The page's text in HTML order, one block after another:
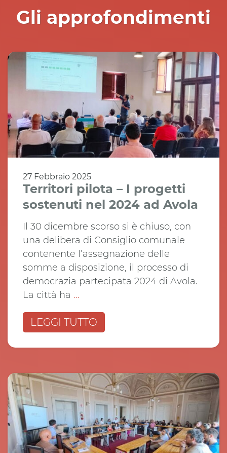
Gli approfondimenti
27 Febbraio 2025
Territori pilota – I progetti
sostenuti nel 2024 ad Avola
Il 30 dicembre scorso si è chiuso, con
una delibera di Consiglio comunale
contenente l’assegnazione delle
somme a disposizione, il processo di
democrazia partecipata 2024 di Avola.
La città ha ...
LEGGI TUTTO